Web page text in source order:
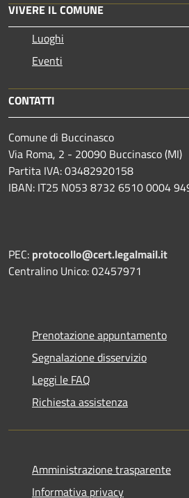
VIVERE IL COMUNE
Luoghi
Eventi
CONTATTI
Comune di Buccinasco
Via Roma, 2 - 20090 Buccinasco (MI)
Partita IVA: 03482920158
IBAN: IT25 N053 8732 6510 0004
PEC: protocollo@cert.legalmail.it
Centralino Unico: 02457971
Prenotazione appuntamento
Segnalazione disservizio
Leggi le FAQ
Richiesta assistenza
Amministrazione trasparente
Informativa privacy